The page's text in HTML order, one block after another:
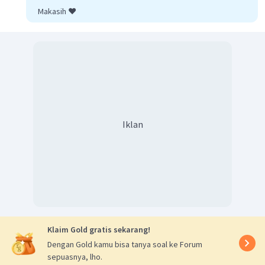
permukaan hitam merupakan penyerap kalor yang baik,
Makasih ❤️
Iklan
Klaim Gold gratis sekarang!
Dengan Gold kamu bisa tanya soal ke Forum
sepuasnya, lho.